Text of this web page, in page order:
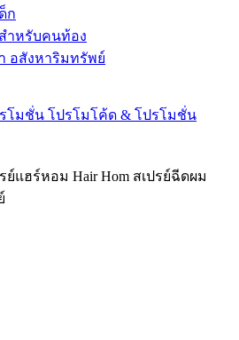
ก
ำหรับคนท้อง
อสังหาริมทรัพย์
ย์แฮร์หอม Hair Hom สเปรย์ฉีดผม